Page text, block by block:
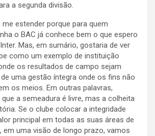
a segunda divisão.
me estender porque para quem
o BAC já conhece bem o que espero
Mas, em sumário, gostaria de ver
como um exemplo de instituição
os resultados de campo sejam
uma gestão íntegra onde os fins não
os meios. Em outras palavras,
a semeadura é livre, mas a colheita
Se o clube colocar a integridade
principal em todas as suas áreas de
em uma visão de longo prazo, vamos